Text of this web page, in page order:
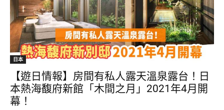
日本
【遊日情報】房間有私人露天溫泉露台！日
本熱海馥府新館「木間之月」2021年4月開
幕！